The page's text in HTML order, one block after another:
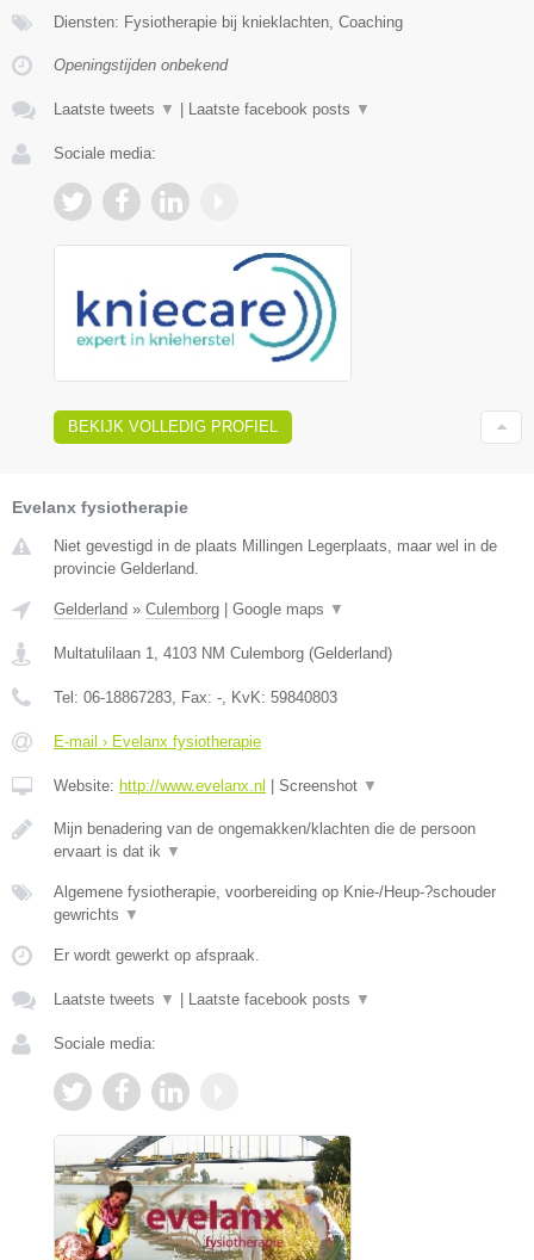
Diensten: Fysiotherapie bij knieklachten, Coaching
Openingstijden onbekend
Laatste tweets ▼ Laatste facebook posts ▼
Sociale media:
BEKIJK VOLLEDIG PROFIEL
Evelanx fysiotherapie
Niet gevestigd in de plaats Millingen Legerplaats, maar wel in de
provincie Gelderland.
Gelderland » Culemborg Google maps ▼
Multatulilaan 1 4103 NM Culemborg (Gelderland)
Tel: 06-18867283 , Fax: - , KvK: 59840803
E-mail › Evelanx fysiotherapie
Website: http://www.evelanx.nl Screenshot ▼
Mijn benadering van de ongemakken/klachten die de persoon
ervaart is dat ik ▼
Algemene fysiotherapie, voorbereiding op Knie-/Heup-?schouder
gewrichts ▼
Er wordt gewerkt op afspraak.
Laatste tweets ▼ Laatste facebook posts ▼
Sociale media: